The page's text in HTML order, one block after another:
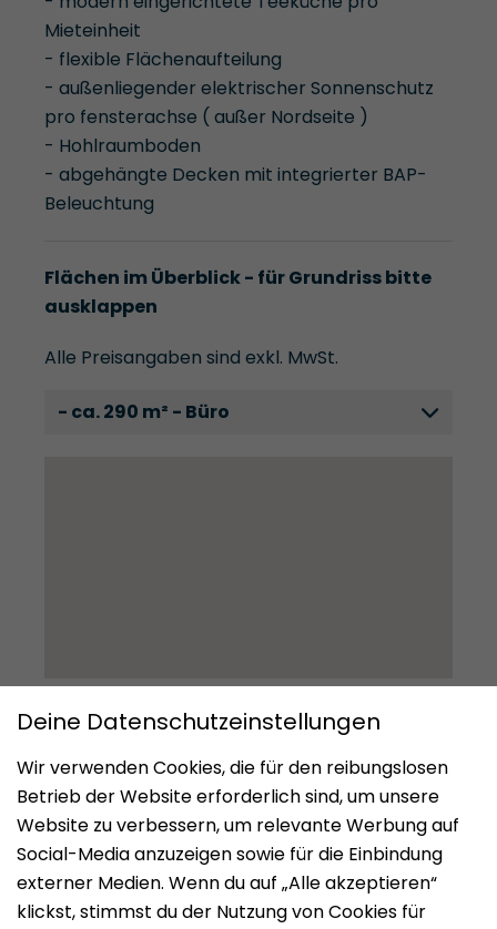
Mieteinheit
- flexible Flächenaufteilung
- außenliegender elektrischer Sonnenschutz
pro fensterachse ( außer Nordseite )
- Hohlraumboden
- abgehängte Decken mit integrierter BAP-
Beleuchtung
Flächen im Überblick - für Grundriss bitte
ausklappen
Alle Preisangaben sind exkl. MwSt.
- ca. 290 m² - Büro